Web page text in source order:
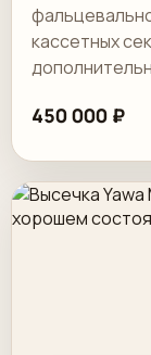
кассетных
тетради или
узел
450 000 ₽